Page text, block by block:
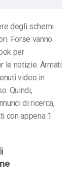
degli schemi
Forse vanno
per
le notizie. Armati
video in
Quindi,
di ricerca,
con appena 1